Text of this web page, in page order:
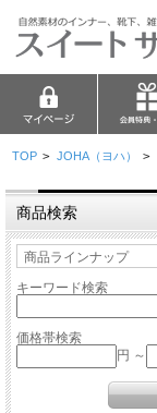
TOP > JOHA（ヨハ） >
商品検索
キーワード検索
価格帯検索
円 ～